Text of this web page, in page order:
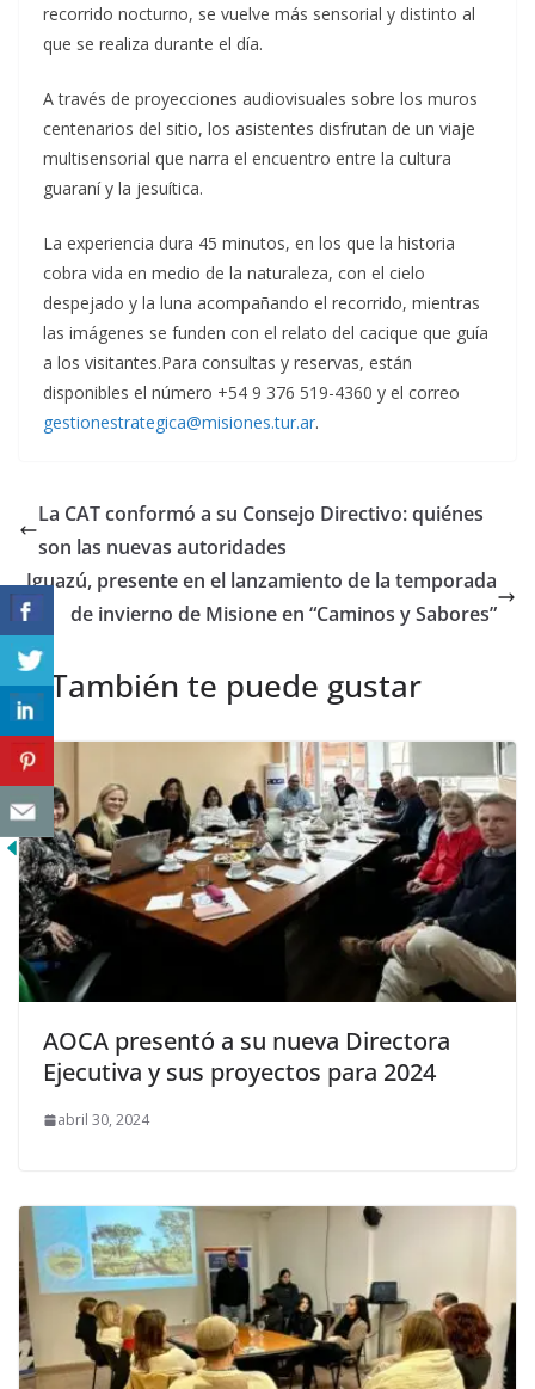
recorrido nocturno, se vuelve más sensorial y distinto al
que se realiza durante el día.
A través de proyecciones audiovisuales sobre los muros
centenarios del sitio, los asistentes disfrutan de un viaje
multisensorial que narra el encuentro entre la cultura
guaraní y la jesuítica.
La experiencia dura 45 minutos, en los que la historia
cobra vida en medio de la naturaleza, con el cielo
despejado y la luna acompañando el recorrido, mientras
las imágenes se funden con el relato del cacique que guía
a los visitantes.Para consultas y reservas, están
disponibles el número +54 9 376 519-4360 y el correo
gestionestrategica@misiones.tur.ar.
La CAT conformó a su Consejo Directivo: quiénes
son las nuevas autoridades
Iguazú, presente en el lanzamiento de la temporada
de invierno de Misione en “Caminos y Sabores”
También te puede gustar
AOCA presentó a su nueva Directora
Ejecutiva y sus proyectos para 2024
abril 30, 2024